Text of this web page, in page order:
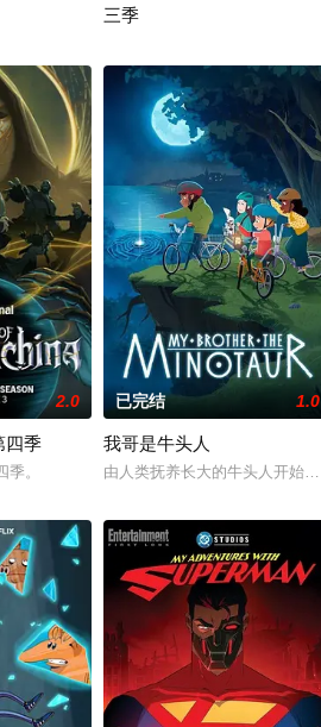
三季
，1990年代。天启发威，大战来临。
2.0
四季
。
已完结 1.0
我哥是牛头人
由人类抚养长大的牛头人开始